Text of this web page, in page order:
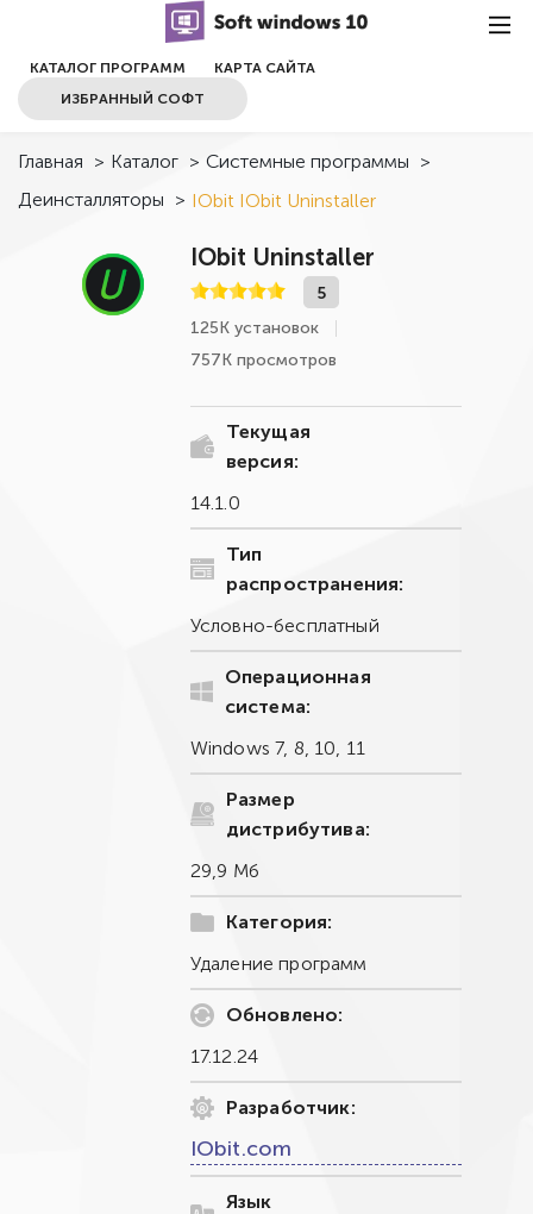
КАТАЛОГ ПРОГРАММ
КАРТА САЙТА
ИЗБРАННЫЙ СОФТ
Главная > Каталог > Системные программы >
Деинсталляторы > IObit IObit Uninstaller
IObit Uninstaller
5
125К установок
757К просмотров
Текущая
версия:
14.1.0
Тип
распространения:
Условно-бесплатный
Операционная
система:
Windows 7, 8, 10, 11
Размер
дистрибутива:
29,9 Мб
Категория:
Удаление программ
Обновлено:
17.12.24
Разработчик:
IObit.com
Язык